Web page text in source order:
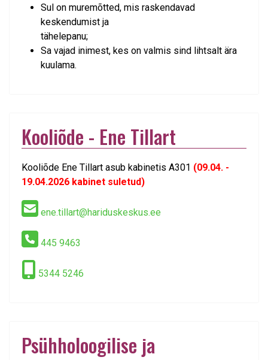
Sul on muremõtted, mis raskendavad
keskendumist ja
tähelepanu;
Sa vajad inimest, kes on valmis sind lihtsalt ära
kuulama.
Kooliõde - Ene Tillart
Kooliõde Ene Tillart asub kabinetis A301 (09.04. -
19.04.2026 kabinet suletud)
ene.tillart@hariduskeskus.ee
445 9463
5344 5246
Psühholoogilise ja